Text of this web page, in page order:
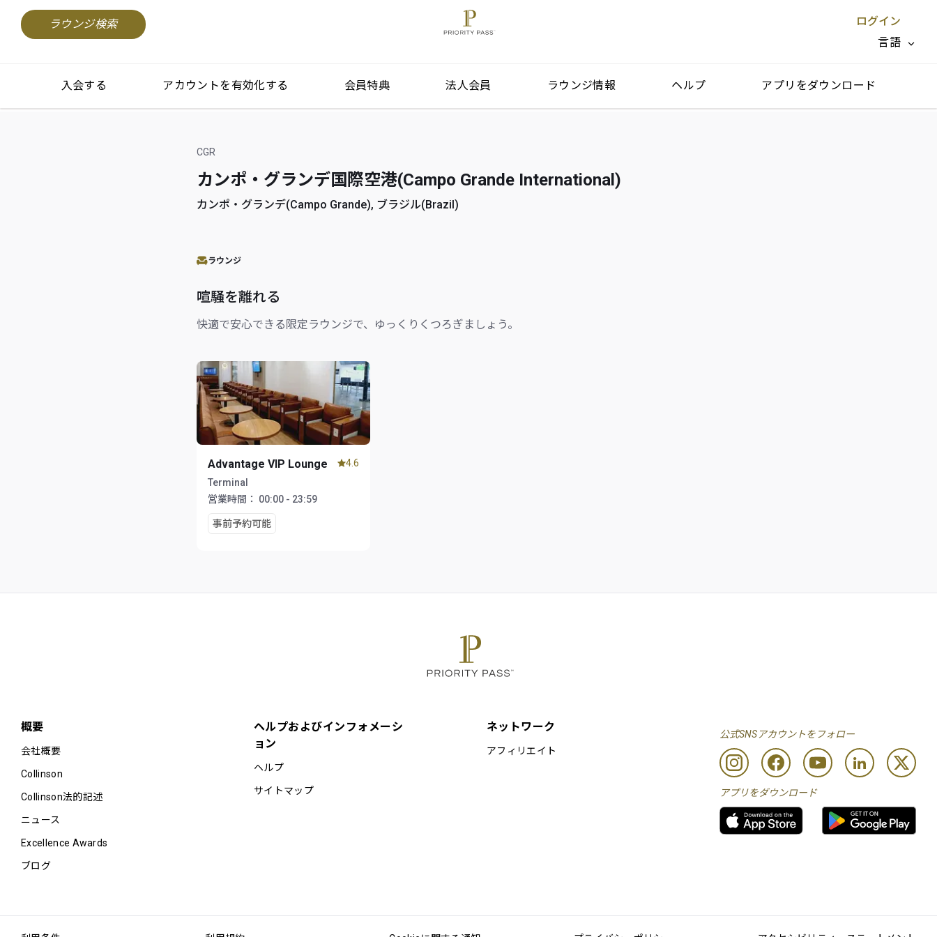
ラウンジ検索
ログイン
言語
閉じる X
入会する アカウントを有効化する 会員特典 法人会員 ラウンジ情報 ヘルプ アプリをダウンロード
CGR
カンポ・グランデ国際空港(Campo Grande International)
カンポ・グランデ(Campo Grande), ブラジル(Brazil)
ラウンジ
喧騒を離れる
快適で安心できる限定ラウンジで、ゆっくりくつろぎましょう。
Advantage VIP Lounge
Terminal
営業時間：
00:00 - 23:59
事前予約可能
4.6
概要
会社概要
Collinson
Collinson法的記述
ニュース
Excellence Awards
ブログ
ヘルプおよびインフォメーシ
ョン
ヘルプ
サイトマップ
ネットワーク
アフィリエイト
公式SNSアカウントをフォロー
アプリをダウンロード